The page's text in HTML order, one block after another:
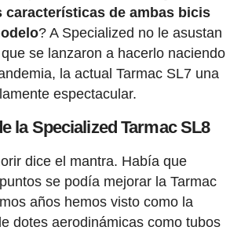
de ambas bicis
? A Specialized no le asustan
se lanzaron a hacerlo naciendo
la actual Tarmac SL7 una
espectacular.
la Specialized Tarmac SL8
dice el mantra. Había que
se podía mejorar la Tarmac
años hemos visto como la
dotes aerodinámicas como tubos